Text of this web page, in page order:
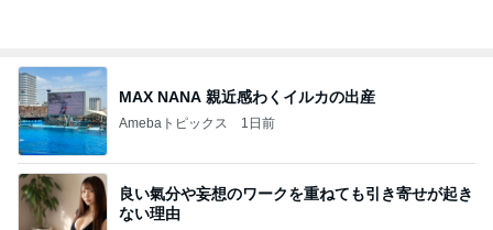
MAX NANA 親近感わくイルカの出産
Amebaトピックス 1日前
良い氣分や妄想のワークを重ねても引き寄せが起き
ない理由